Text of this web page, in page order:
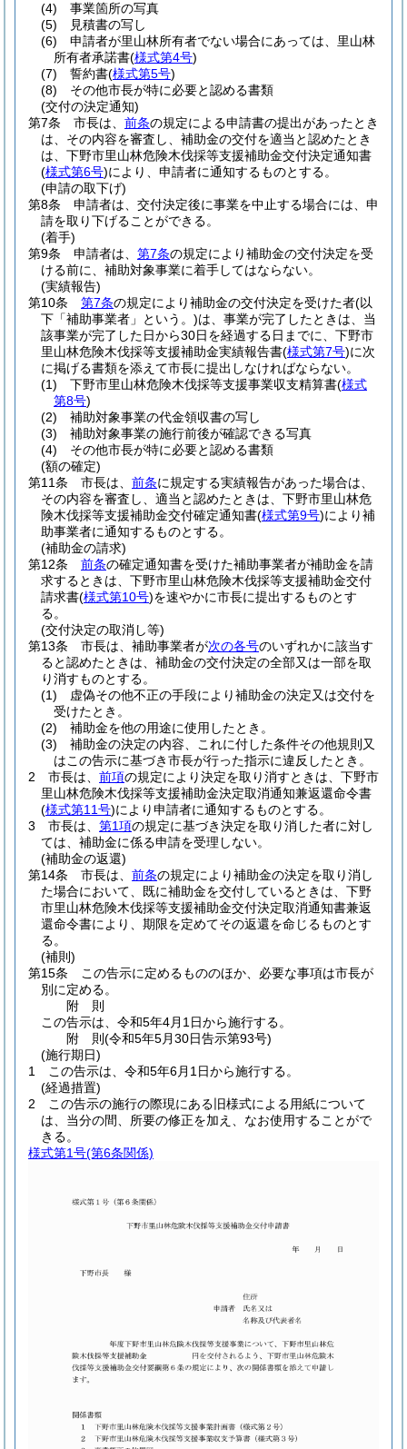
(4)
事業箇所の写真
(5)
見積書の写し
(6)
申請者が里山林所有者でない場合にあっては、里山林
所有者承諾書(様式第4号)
(7)
誓約書(様式第5号)
(8)
その他市長が特に必要と認める書類
(交付の決定通知)
第7条
市長は、 前条の規定による申請書の提出があったとき
は、その内容を審査し、補助金の交付を適当と認めたとき
は、下野市里山林危険木伐採等支援補助金交付決定通知書
(様式第6号)により、申請者に通知するものとする。
(申請の取下げ)
第8条
申請者は、交付決定後に事業を中止する場合には、申
請を取り下げることができる。
(着手)
第9条
申請者は、 第7条の規定により補助金の交付決定を受
ける前に、補助対象事業に着手してはならない。
(実績報告)
第10条
第7条の規定により補助金の交付決定を受けた者(以
下「補助事業者」という。)は、事業が完了したときは、当
該事業が完了した日から30日を経過する日までに、下野市
里山林危険木伐採等支援補助金実績報告書(様式第7号)に次
に掲げる書類を添えて市長に提出しなければならない。
(1)
下野市里山林危険木伐採等支援事業収支精算書(様式
第8号)
(2)
補助対象事業の代金領収書の写し
(3)
補助対象事業の施行前後が確認できる写真
(4)
その他市長が特に必要と認める書類
(額の確定)
第11条
市長は、 前条に規定する実績報告があった場合は、
その内容を審査し、適当と認めたときは、下野市里山林危
険木伐採等支援補助金交付確定通知書(様式第9号)により補
助事業者に通知するものとする。
(補助金の請求)
第12条
前条の確定通知書を受けた補助事業者が補助金を請
求するときは、下野市里山林危険木伐採等支援補助金交付
請求書(様式第10号)を速やかに市長に提出するものとす
る。
(交付決定の取消し等)
第13条
市長は、補助事業者が次の各号のいずれかに該当す
ると認めたときは、補助金の交付決定の全部又は一部を取
り消すものとする。
(1)
虚偽その他不正の手段により補助金の決定又は交付を
受けたとき。
(2)
補助金を他の用途に使用したとき。
(3)
補助金の決定の内容、これに付した条件その他規則又
はこの告示に基づき市長が行った指示に違反したとき。
2
市長は、 前項の規定により決定を取り消すときは、下野市
里山林危険木伐採等支援補助金決定取消通知兼返還命令書
(様式第11号)により申請者に通知するものとする。
3
市長は、 第1項の規定に基づき決定を取り消した者に対し
ては、補助金に係る申請を受理しない。
(補助金の返還)
第14条
市長は、 前条の規定により補助金の決定を取り消し
た場合において、既に補助金を交付しているときは、下野
市里山林危険木伐採等支援補助金交付決定取消通知書兼返
還命令書により、期限を定めてその返還を命じるものとす
る。
(補則)
第15条
この告示に定めるもののほか、必要な事項は市長が
別に定める。
附 則
この告示は、令和5年4月1日から施行する。
附 則(令和5年5月30日告示第93号)
(施行期日)
1
この告示は、令和5年6月1日から施行する。
(経過措置)
2
この告示の施行の際現にある旧様式による用紙について
は、当分の間、所要の修正を加え、なお使用することがで
きる。
様式第1号(第6条関係)